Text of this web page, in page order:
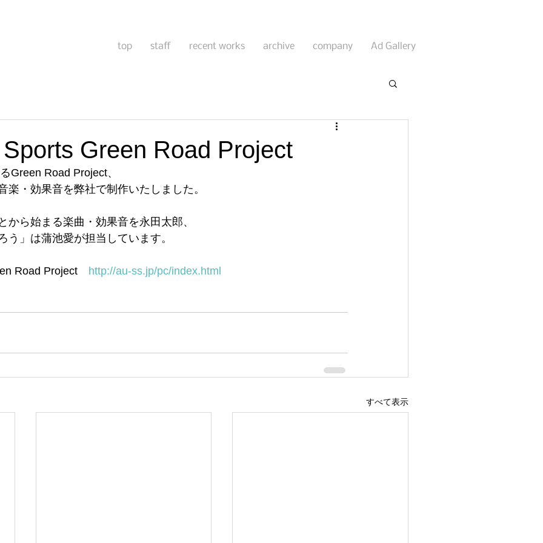
top staff recent works archive company Ad Gallery
Green Road Project
Green Road Project、
楽・効果音を弊社で制作いたしました。
から始まる楽曲・効果音を永田太郎、
う」は蒲池愛が担当しています。
Road Project http://au-ss.jp/pc/index.html
すべて表示